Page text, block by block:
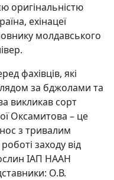
оригінальністю
ехінацеї
молдавського
фахівців, які
за бджолами та
викликав сорт
Оксамитова – це
з тривалим
заходу від
ІАП НААН
О.В.